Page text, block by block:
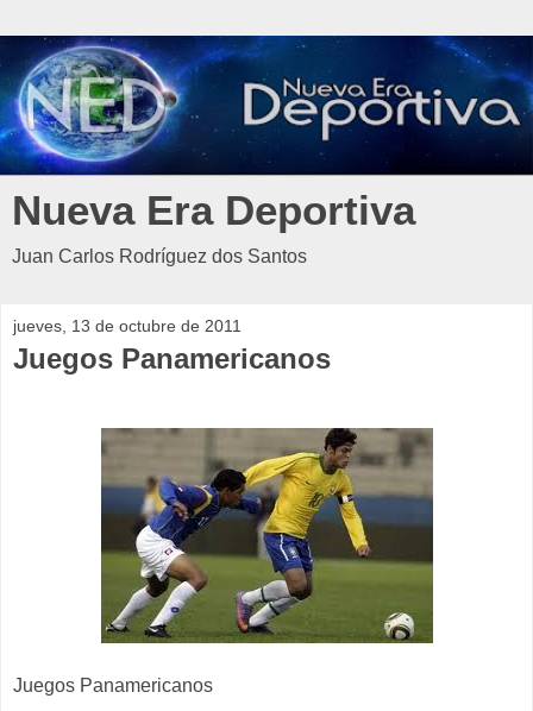
Nueva Era Deportiva
Juan Carlos Rodríguez dos Santos
jueves, 13 de octubre de 2011
Juegos Panamericanos
Juegos Panamericanos